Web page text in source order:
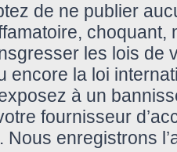
de ne publier
choquant,
les lois de
encore la loi
à un
fournisseur
Nous enregistrons